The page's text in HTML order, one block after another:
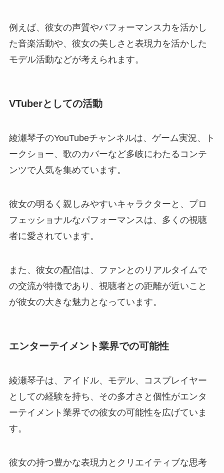
例えば、彼女の声質やパフォーマンス力を活かし
た音楽活動や、彼女の美しさと表現力を活かした
モデル活動などが考えられます。
VTuberとしての活動
綾瀬琴子のYouTubeチャンネルは、ゲーム実況、ト
ークショー、歌のカバーなど多岐にわたるコンテ
ンツで人気を集めています。
彼女の明るく親しみやすいキャラクターと、プロ
フェッショナルなパフォーマンスは、多くの視聴
者に愛されています。
また、彼女の配信は、ファンとのリアルタイムで
の交流が特徴であり、視聴者との距離が近いこと
が彼女の大きな魅力となっています。
エンターテイメント業界での可能性
綾瀬琴子は、アイドル、モデル、コスプレイヤー
としての経験を持ち、その多才さと個性がエンタ
ーテイメント業界での彼女の可能性を広げていま
す。
彼女の持つ豊かな表現力とクリエイティブな思考